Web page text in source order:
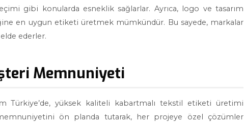
gibi konularda esneklik sağlarlar. Ayrıca, logo ve tasarım
en uygun etiketi üretmek mümkündür. Bu sayede, markalar
ederler.
Memnuniyeti
Türkiye’de, yüksek kaliteli kabartmalı tekstil etiketi üretimi
ön planda tutarak, her projeye özel çözümler